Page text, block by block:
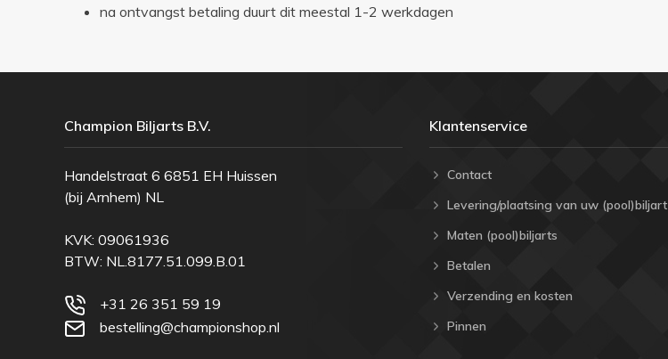
na ontvangst betaling duurt dit meestal 1-2 werkdagen
Champion Biljarts B.V.
Handelstraat 6 6851 EH Huissen
(bij Arnhem) NL
KVK: 09061936
BTW: NL.8177.51.099.B.01
+31 26 351 59 19
bestelling@championshop.nl
Klantenservice
Contact
Levering/plaatsing van uw (pool)biljart
Maten (pool)biljarts
Betalen
Verzending en kosten
Pinnen